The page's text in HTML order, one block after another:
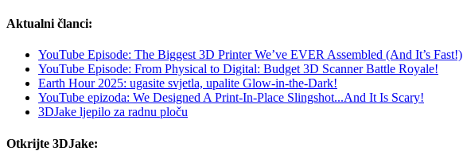
Aktualni članci:
YouTube Episode: The Biggest 3D Printer We’ve EVER Assembled (And It’s Fast!)
YouTube Episode: From Physical to Digital: Budget 3D Scanner Battle Royale!
Earth Hour 2025: ugasite svjetla, upalite Glow-in-the-Dark!
YouTube epizoda: We Designed A Print-In-Place Slingshot...And It Is Scary!
3DJake ljepilo za radnu ploču
Otkrijte 3DJake: